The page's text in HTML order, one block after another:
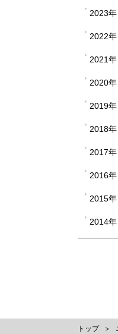
2023
2022
2021
2020
2019
2018
2017
2016
2015
2014
トップ